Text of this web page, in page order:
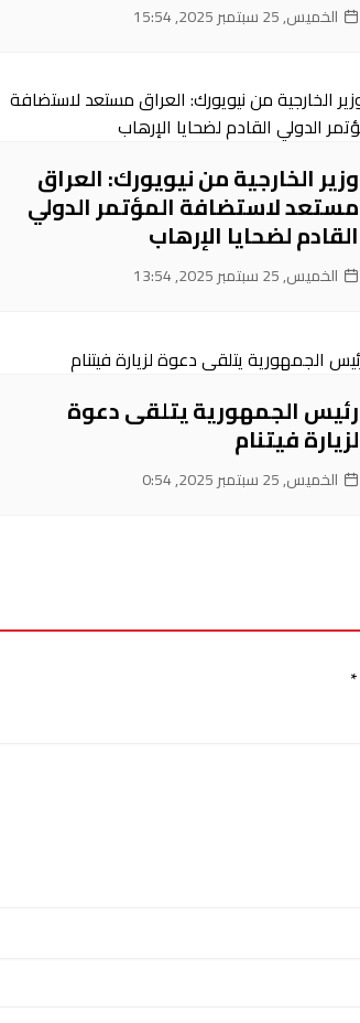
الخميس, 25 سبتمبر 2025, 15:54
وزير الخارجية من نيويورك: العراق
مستعد لاستضافة المؤتمر الدولي
القادم لضحايا الإرهاب
الخميس, 25 سبتمبر 2025, 13:54
رئيس الجمهورية يتلقى دعوة
لزيارة فيتنام
الخميس, 25 سبتمبر 2025, 0:54
*